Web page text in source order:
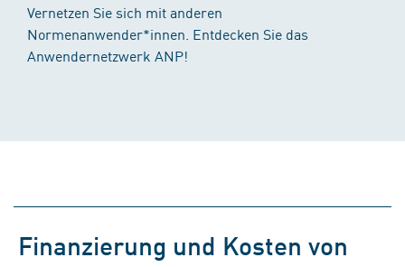
Vernetzen Sie sich mit anderen
Normenanwender*innen. Entdecken Sie das
Anwendernetzwerk ANP!
Finanzierung und Kosten von